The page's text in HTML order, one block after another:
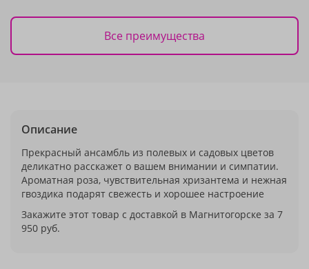
Все преимущества
Описание
Прекрасный ансамбль из полевых и садовых цветов
деликатно расскажет о вашем внимании и симпатии.
Ароматная роза, чувствительная хризантема и нежная
гвоздика подарят свежесть и хорошее настроение
Закажите этот товар с доставкой в Магнитогорске за 7
950 руб.